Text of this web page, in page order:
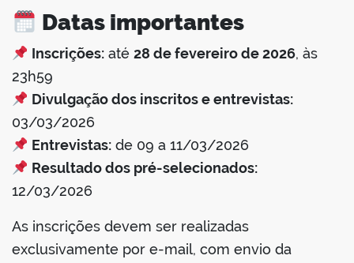
Datas importantes
Inscrições: até28 de fevereiro de 2026, às
23h59
Divulgação dos inscritos e entrevistas:
03/03/2026
Entrevistas: de 09 a 11/03/2026
Resultado dos pré-selecionados:
12/03/2026
As inscrições devem ser realizadas
exclusivamente por e-mail, com envio da